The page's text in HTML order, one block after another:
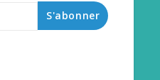
S'abonner